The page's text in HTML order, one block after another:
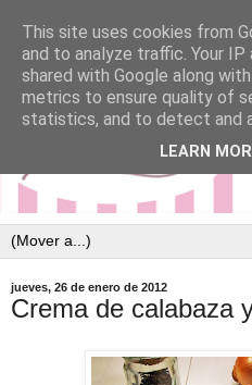
jueves, 26 de enero de 2012
Crema de calabaza
This site uses cookies from
and to analyze traffic. Your
shared with Google along
metrics to ensure quality of
statistics, and to detect and
LEARN